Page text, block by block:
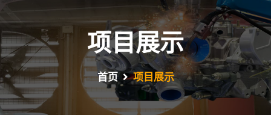
项目展示
首页 项目展示